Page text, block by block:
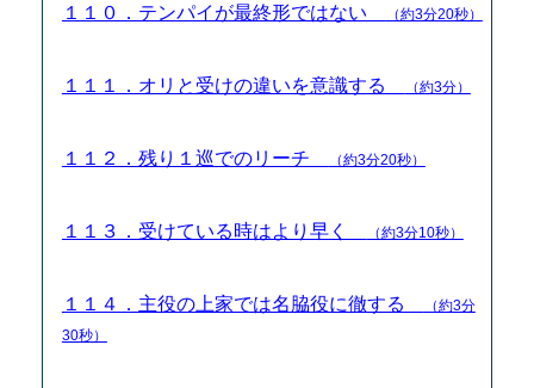
１１０．テンパイが最終形ではない （約3分20秒）
１１１．オリと受けの違いを意識する （約3分）
１１２．残り１巡でのリーチ （約3分20秒）
１１３．受けている時はより早く （約3分10秒）
１１４．主役の上家では名脇役に徹する
（約3分
30秒）